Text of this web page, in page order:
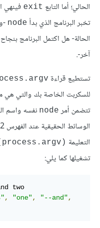
الحالي؛ أما التابع exit فينهي
تخبر البرنامج الذي بدأ node
-
الحالة- هل اكتمل البرنامج
آخر-.
تستطيع قراءة
للسكربت الخاصة بك والتي هي
تتضمن أمر node نفسه واسم
الوسائط الحقيقية عند الفهرس 2، فإذا احتوى
التعليمة
تشغيلها كما يلي:
, "one", "--and",